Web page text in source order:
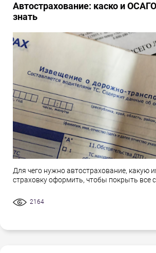
Автострахование: каско и
знать
Для чего нужно автострахование, какую
страховку оформить, чтобы покрыть все
2164